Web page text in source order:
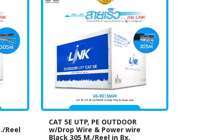
Reel
CAT 5E UTP, PE OUTDOOR
w/Drop Wire & Power wire
Black 305 M./Reel in Bx.